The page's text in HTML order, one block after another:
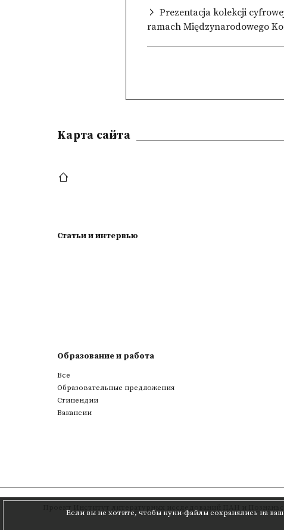
Prezentacja kolekcji
ramach Międzynarodowego
Если вы не хотите, чтобы куки-файлы сохранялись на
Kарта сайта
Статьи и интервью
Образование и работа
Все
Образовательные предложения
Стипендии
Вакансии
Институт литературных исследований ПАН